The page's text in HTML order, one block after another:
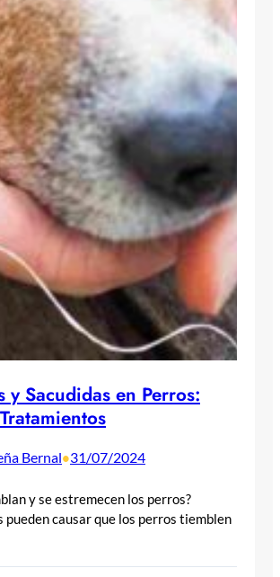
y Sacudidas en Perros:
Bernal•31/07/2024
y se estremecen los perros?
pueden causar que los perros tiemblen